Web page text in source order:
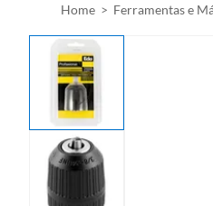
Home Ferramentas e